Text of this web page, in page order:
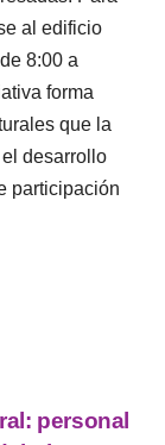
al edificio
8:00 a
forma
que la
desarrollo
participación
personal